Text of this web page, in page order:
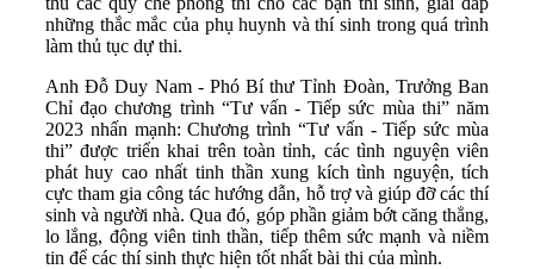
những thắc mắc của phụ huynh và thí sinh trong quá trình
làm thủ tục dự thi.
Anh Đỗ Duy Nam - Phó Bí thư Tỉnh Đoàn, Trưởng Ban
Chỉ đạo chương trình “Tư vấn - Tiếp sức mùa thi” năm
2023 nhấn mạnh: Chương trình “Tư vấn - Tiếp sức mùa
thi” được triển khai trên toàn tỉnh, các tình nguyện viên
phát huy cao nhất tinh thần xung kích tình nguyện, tích
cực tham gia công tác hướng dẫn, hỗ trợ và giúp đỡ các thí
sinh và người nhà. Qua đó, góp phần giảm bớt căng thẳng,
lo lắng, động viên tinh thần, tiếp thêm sức mạnh và niềm
tin để các thí sinh thực hiện tốt nhất bài thi của mình.